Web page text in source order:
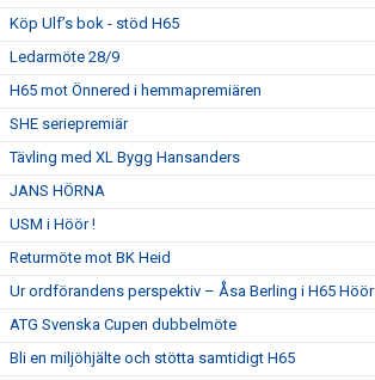
Köp Ulf’s bok - stöd H65
Ledarmöte 28/9
H65 mot Önnered i hemmapremiären
SHE seriepremiär
Tävling med XL Bygg Hansanders
JANS HÖRNA
USM i Höör !
Returmöte mot BK Heid
Ur ordförandens perspektiv – Åsa Berling i H65 Höör
ATG Svenska Cupen dubbelmöte
Bli en miljöhjälte och stötta samtidigt H65